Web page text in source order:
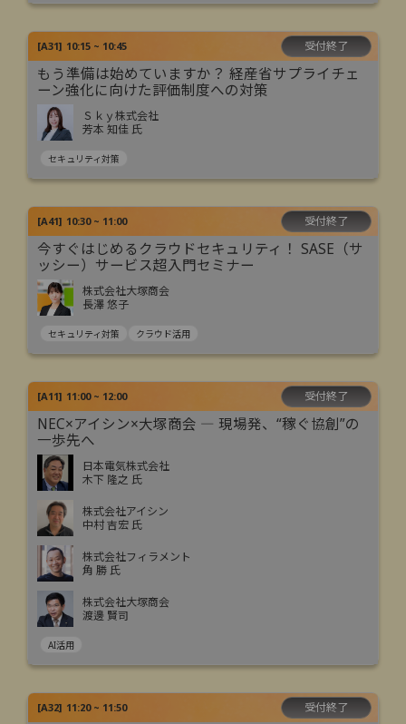
[A31] 10:15 ~ 10:45 受付終了
もう準備は始めていますか？ 経産省サプライチェ
ーン強化に向けた評価制度への対策
Ｓｋｙ株式会社
芳本 知佳 氏
セキュリティ対策
[A41] 10:30 ~ 11:00 受付終了
今すぐはじめるクラウドセキュリティ！ SASE（サ
ッシー）サービス超入門セミナー
株式会社大塚商会
長澤 悠子
セキュリティ対策 クラウド活用
[A11] 11:00 ~ 12:00 受付終了
NEC×アイシン×大塚商会 ― 現場発、“稼ぐ協創”の
一歩先へ
日本電気株式会社
木下 隆之 氏
株式会社アイシン
中村 吉宏 氏
株式会社フィラメント
角 勝 氏
株式会社大塚商会
渡邊 賢司
AI活用
[A32] 11:20 ~ 11:50 受付終了